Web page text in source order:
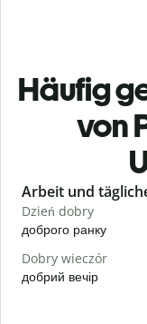
Häufig
von
Slide 1 of 6
Arbeit und
Dzień dobry
доброго ранку
Dobry wieczór
добрий вечір